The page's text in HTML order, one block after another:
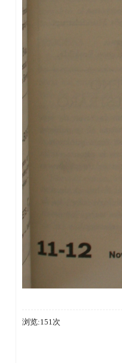
浏览:151次